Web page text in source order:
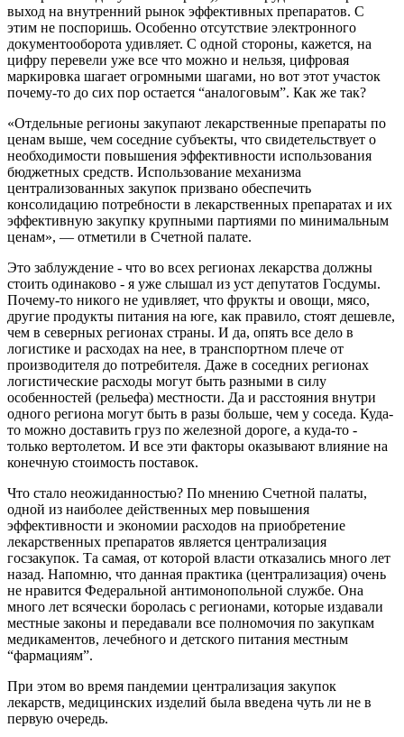
выход на внутренний рынок эффективных препаратов. С
этим не поспоришь. Особенно отсутствие электронного
документооборота удивляет. С одной стороны, кажется, на
цифру перевели уже все что можно и нельзя, цифровая
маркировка шагает огромными шагами, но вот этот участок
почему-то до сих пор остается “аналоговым”. Как же так?
«Отдельные регионы закупают лекарственные препараты по
ценам выше, чем соседние субъекты, что свидетельствует о
необходимости повышения эффективности использования
бюджетных средств. Использование механизма
централизованных закупок призвано обеспечить
консолидацию потребности в лекарственных препаратах и их
эффективную закупку крупными партиями по минимальным
ценам», — отметили в Счетной палате.
Это заблуждение - что во всех регионах лекарства должны
стоить одинаково - я уже слышал из уст депутатов Госдумы.
Почему-то никого не удивляет, что фрукты и овощи, мясо,
другие продукты питания на юге, как правило, стоят дешевле,
чем в северных регионах страны. И да, опять все дело в
логистике и расходах на нее, в транспортном плече от
производителя до потребителя. Даже в соседних регионах
логистические расходы могут быть разными в силу
особенностей (рельефа) местности. Да и расстояния внутри
одного региона могут быть в разы больше, чем у соседа. Куда-
то можно доставить груз по железной дороге, а куда-то -
только вертолетом. И все эти факторы оказывают влияние на
конечную стоимость поставок.
Что стало неожиданностью? По мнению Счетной палаты,
одной из наиболее действенных мер повышения
эффективности и экономии расходов на приобретение
лекарственных препаратов является централизация
госзакупок. Та самая, от которой власти отказались много лет
назад. Напомню, что данная практика (централизация) очень
не нравится Федеральной антимонопольной службе. Она
много лет всячески боролась с регионами, которые издавали
местные законы и передавали все полномочия по закупкам
медикаментов, лечебного и детского питания местным
“фармациям”.
При этом во время пандемии централизация закупок
лекарств, медицинских изделий была введена чуть ли не в
первую очередь.